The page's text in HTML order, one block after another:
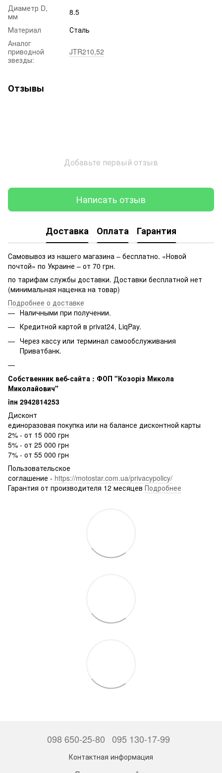
Диаметр D,
мм
8.5
Материал
Сталь
Аналог
приводной
звезды:
JTR210,52
Отзывы
Добавьте первый отзыв
Написать отзыв
Доставка Оплата Гарантия
Самовывоз из нашего магазина – бесплатно. «Новой
почтой» по Украине – от 70 грн.
по тарифам службы доставки. Доставки бесплатной нет
(минимальная наценка на товар)
Подробнее о доставке
Наличными при получении.
Кредитной картой в privat24, LiqPay.
Через кассу или терминал самообслуживания
Приватбанк.
Собственник веб-сайта : ФОП "Козоріз Микола
Миколайович"
iпн 2942814253
Дисконт
единоразовая покупка или на балансе дисконтной карты
2% - от 15 000 грн
5% - от 25 000 грн
7% - от 55 000 грн
Пользовательское
соглашение - https://motostar.com.ua/privacypolicy/
Гарантия от производителя 12 месяцев Подробнее
098 650-25-80 095 130-17-99
Контактная информация